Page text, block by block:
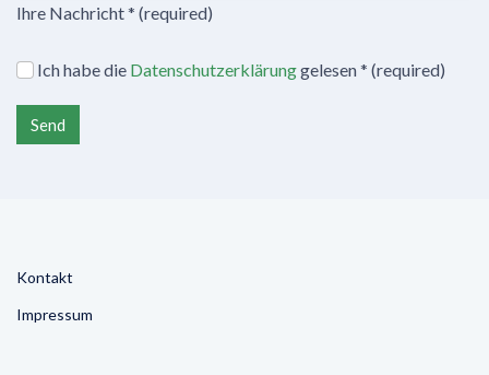
Ihre Nachricht* (required)
Terms
and
conditions
Ich habe die Datenschutzerklärunggelesen* (required)
Send
Kontakt
Impressum